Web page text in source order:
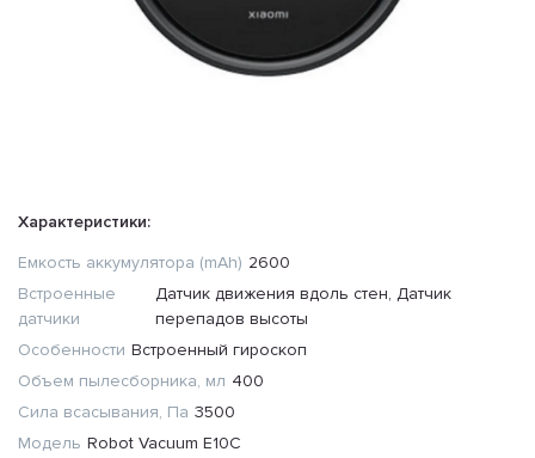
Характеристики:
Емкость аккумулятора (mAh) 2600
Встроенные
датчики
Датчик движения вдоль стен, Датчик
перепадов высоты
Особенности Встроенный гироскоп
Объем пылесборника, мл 400
Сила всасывания, Па 3500
Модель Robot Vacuum E10C